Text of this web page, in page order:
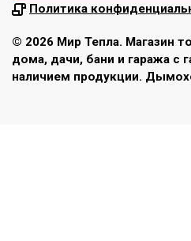
Политика
© 2026 Мир Тепла. Магазин
дома, дачи, бани и гаража с
наличием продукции.